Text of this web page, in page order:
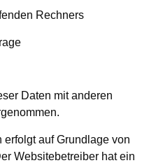
Rechners
Daten mit anderen
auf Grundlage von
Websitebetreiber hat ein